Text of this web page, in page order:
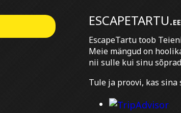
ESCAPETARTU.EE
EscapeTartu toob
Meie mängud on
nii sulle kui sinu
Tule ja proovi, kas sina